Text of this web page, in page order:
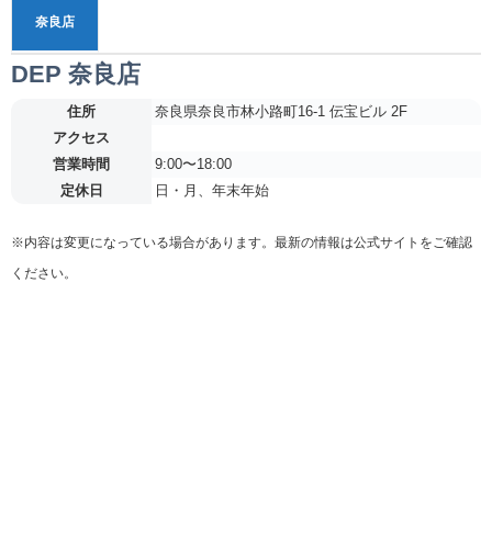
奈良店
DEP 奈良店
住所
奈良県奈良市林小路町16-1 伝宝ビル 2F
アクセス
営業時間
9:00〜18:00
定休日
日・月、年末年始
※内容は変更になっている場合があります。最新の情報は公式サイトをご確認
ください。